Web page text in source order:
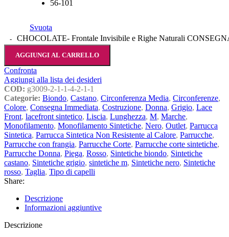
Svuota
CHOCOLATE- Frontale Invisibile e Righe Naturali
AGGIUNGI AL CARRELLO
Confronta
Aggiungi alla lista dei desideri
COD: g3009-2-1-1-4-2-1-1
Categorie: Biondo, Castano, Circonferenza Media, Circonferenze,
Colore, Consegna Immediata, Costruzione, Donna, Grigio, Lace
Front, lacefront sintetico, Liscia, Lunghezza, M, Marche,
Monofilamento, Monofilamento Sintetiche, Nero, Outlet, Parrucca
Sintetica, Parrucca Sintetica Non Resistente al Calore, Parrucche,
Parrucche con frangia, Parrucche Corte, Parrucche corte sintetiche,
Parrucche Donna, Piega, Rosso, Sintetiche biondo, Sintetiche
castano, Sintetiche grigio, sintetiche m, Sintetiche nero, Sintetiche
rosso, Taglia, Tipo di capelli
Share:
Descrizione
Informazioni aggiuntive
Descrizione